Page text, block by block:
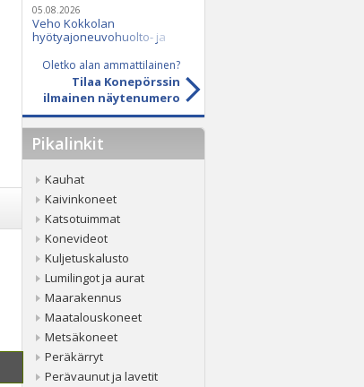
murskaimen avulla
05.08.2026
Veho Kokkolan
hyötyajoneuvohuolto- ja
Oy:lle lokakuussa
Oletko alan ammattilainen?
Tilaa Konepörssin
ilmainen näytenumero
Pikalinkit
Kauhat
Kaivinkoneet
Katsotuimmat
Konevideot
Kuljetuskalusto
Lumilingot ja aurat
Maarakennus
Maatalouskoneet
Metsäkoneet
Peräkärryt
Perävaunut ja lavetit